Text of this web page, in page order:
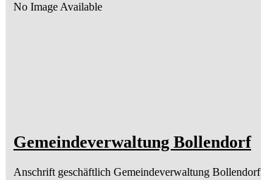
No Image Available
Gemeindeverwaltung Bollendorf
Anschrift geschäftlich Gemeindeverwaltung Bollendorf